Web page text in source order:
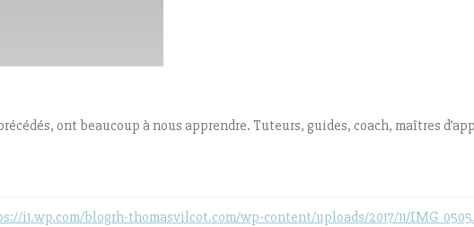
ont beaucoup à nous apprendre. Tuteurs, guides, coach, maîtres
i1.wp.com/blogrh-thomasvilcot.com/wp-content/uploads/2017/11/